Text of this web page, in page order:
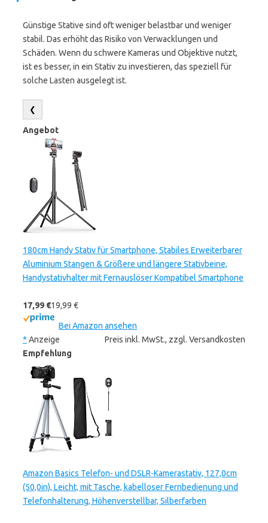
Günstige Stative sind oft weniger belastbar und weniger
stabil. Das erhöht das Risiko von Verwacklungen und
Schäden. Wenn du schwere Kameras und Objektive nutzt,
ist es besser, in ein Stativ zu investieren, das speziell für
solche Lasten ausgelegt ist.
❮
Angebot
180cm Handy Stativ für Smartphone, Stabiles Erweiterbarer
Aluminium Stangen & Größere und längere Stativbeine,
Handystativhalter mit Fernauslöser Kompatibel Smartphone
17,99 €19,99 €
Bei Amazon ansehen
* Anzeige
Preis inkl. MwSt., zzgl. Versandkosten
Empfehlung
Amazon Basics Telefon- und DSLR-Kamerastativ, 127,0cm
(50,0in), Leicht, mit Tasche, kabelloser Fernbedienung und
Telefonhalterung, Höhenverstellbar, Silberfarben